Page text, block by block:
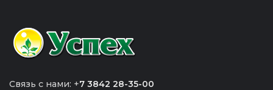
Связь с нами: +7 3842 28-35-00